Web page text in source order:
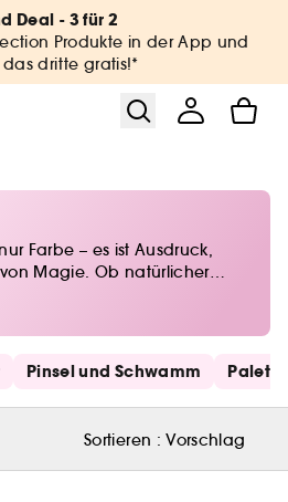
Deal - 3 für 2
Produkte in der App und
dritte gratis!*
Farbe – es ist Ausdruck,
Magie. Ob natürlicher
für den perfekten Teint über
Make-up bis hin zu
– entdecke die
Klassiker. Lass deiner
Pinsel und Schwamm
Sortieren :Vorschlag